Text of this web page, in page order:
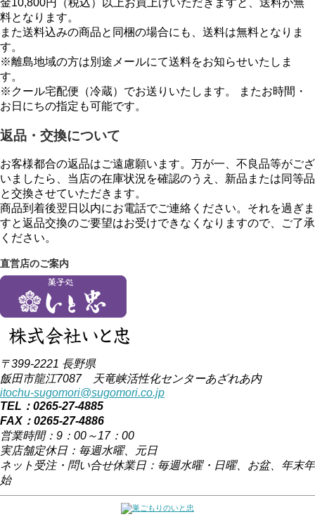
金10,800円（税込）以上お買上げいただきますと、送料が無
料となります。
また送料込みの商品と同梱の場合にも、送料は無料となりま
す。
※離島地域の方は別途メールにて送料をお知らせいたしま
す。
※クール宅配便（冷蔵）でお送りいたします。 またお時間・
お日にちの指定も可能です。
返品・交換について
お客様都合の返品はご遠慮願います。万が一、不良品等がござ
いましたら、当店の在庫状況を確認のうえ、新品または同等品
と交換させていただきます。
商品到着後翌日以内にお電話でご連絡ください。それを過ぎま
すと返品交換のご要望はお受けできなくなりますので、ご了承
ください。
直営店のご案内
〒399-2221 長野県
飯田市龍江7087 天竜峡活性化センターあざれあ内
itochu-sugomori@sugomori.co.jp
TEL：0265-27-4885
FAX：0265-27-4886
営業時間：9：00～17：00
実店舗定休日：毎週水曜、元日
ネット受注・問い合せ休業日：毎週水曜・日曜、お盆、年末年
始